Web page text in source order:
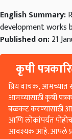
English Summary:
development works
Published on:21
कृषी
प्रिय वाचक, आमच्यात
आमच्यासाठी कृषी
बळकट करण्यासाठी
आणि लोकांपर्यंत
आवश्यक आहे. आपले